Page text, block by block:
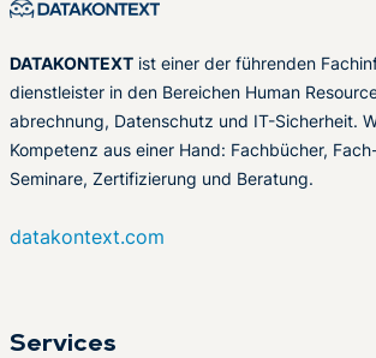
DATAKONTEXT ist einer der führenden
dienstleister in den Bereichen Human
abrechnung, Datenschutz und IT-Sicherheit.
Kompetenz aus einer Hand: Fachbücher,
Seminare, Zertifizierung und Beratung.
datakontext.com
Services